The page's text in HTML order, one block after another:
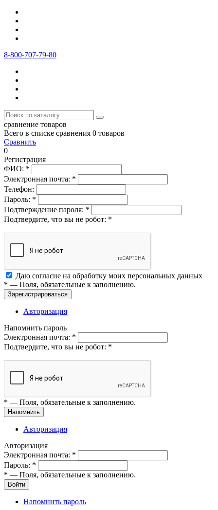
8-800-707-79-80
сравнение товаров
Всего в списке сравнения 0 товаров
Сравнить
0
Регистрация
ФИО: *
Электронная почта: *
Телефон:
Пароль: *
Подтверждение пароля: *
Подтвердите, что вы не робот: *
Даю согласие на обработку моих персональных данных
* — Поля, обязательные к заполнению.
Зарегистрироваться
Авторизация
Напомнить пароль
Электронная почта: *
Подтвердите, что вы не робот: *
* — Поля, обязательные к заполнению.
Напомнить
Авторизация
Авторизация
Электронная почта: *
Пароль: *
* — Поля, обязательные к заполнению.
Войти
Напомнить пароль